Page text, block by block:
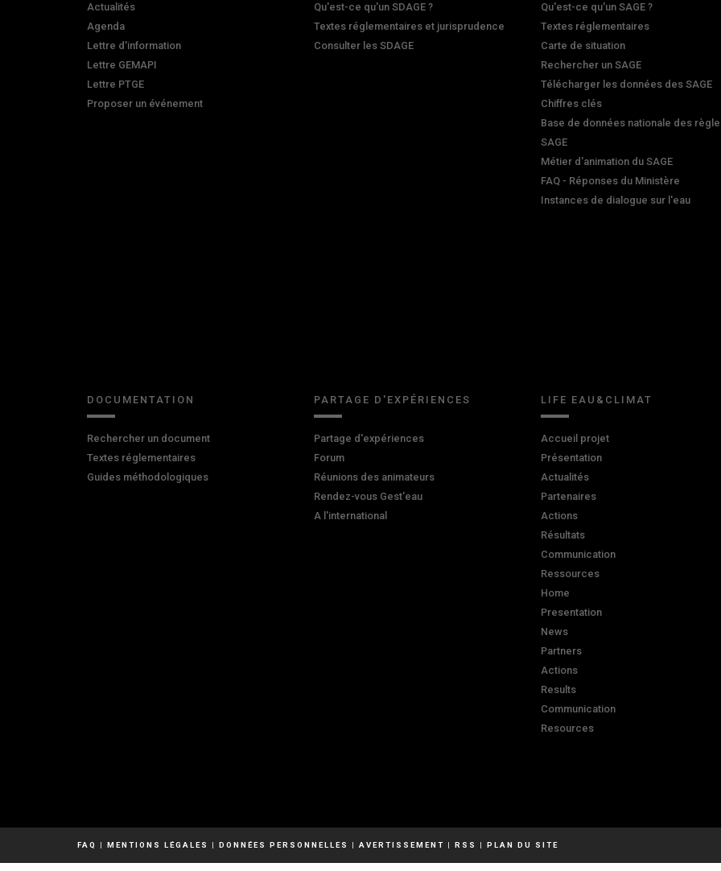
Actualités
Agenda
Lettre d'information
Lettre GEMAPI
Lettre PTGE
Proposer un événement
Qu'est-ce qu'un SDAGE ?
Textes réglementaires et jurisprudence
Consulter les SDAGE
Qu'est-ce qu'un SAGE ?
Textes réglementaires
Carte de situation
Rechercher un SAGE
Télécharger les données des SAGE
Chiffres clés
Base de données nationale des
SAGE
Métier d'animation du SAGE
FAQ - Réponses du Ministère
Instances de dialogue sur l'eau
DOCUMENTATION
Rechercher un document
Textes réglementaires
Guides méthodologiques
PARTAGE D'EXPÉRIENCES
Partage d'expériences
Forum
Réunions des animateurs
Rendez-vous Gest'eau
A l'international
LIFE EAU&CLIMAT
Accueil projet
Présentation
Actualités
Partenaires
Actions
Résultats
Communication
Ressources
Home
Presentation
News
Partners
Actions
Results
Communication
Resources
FAQ | MENTIONS LÉGALES | DONNÉES PERSONNELLES | AVERTISSEMENT | RSS | PLAN DU SITE